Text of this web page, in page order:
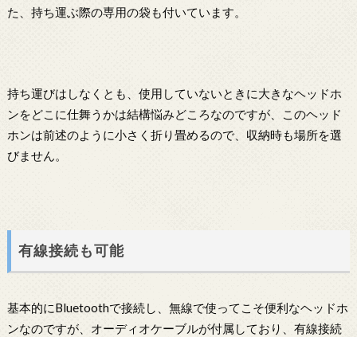
た、持ち運ぶ際の専用の袋も付いています。
持ち運びはしなくとも、使用していないときに大きなヘッドホ
ンをどこに仕舞うかは結構悩みどころなのですが、このヘッド
ホンは前述のように小さく折り畳めるので、収納時も場所を選
びません。
有線接続も可能
基本的にBluetoothで接続し、無線で使ってこそ便利なヘッドホ
ンなのですが、オーディオケーブルが付属しており、有線接続